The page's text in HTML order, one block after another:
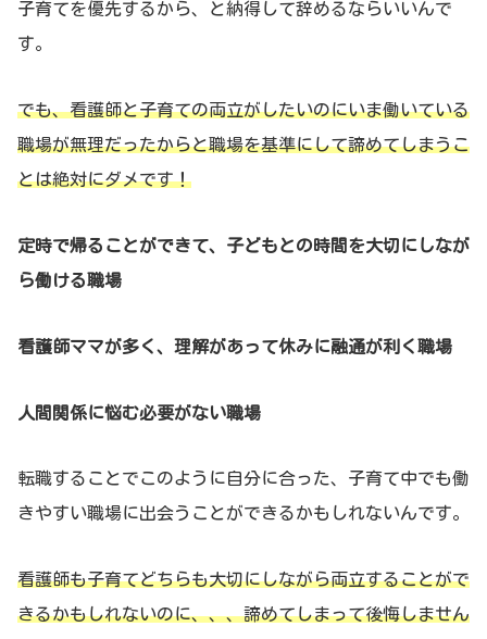
子育てを優先するから、と納得して辞めるならいいんで
す。
でも、看護師と子育ての両立がしたいのにいま働いている
職場が無理だったからと職場を基準にして諦めてしまうこ
とは絶対にダメです！
定時で帰ることができて、子どもとの時間を大切にしなが
ら働ける職場
看護師ママが多く、理解があって休みに融通が利く職場
人間関係に悩む必要がない職場
転職することでこのように自分に合った、子育て中でも働
きやすい職場に出会うことができるかもしれないんです。
看護師も子育てどちらも大切にしながら両立することがで
きるかもしれないのに、、、諦めてしまって後悔しません